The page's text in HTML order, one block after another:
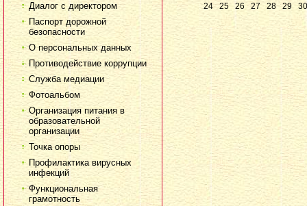
Диалог с директором
Паспорт дорожной
безопасности
О персональных данных
Противодействие коррупции
Служба медиации
Фотоальбом
Организация питания в
образовательной
организации
Точка опоры
Профилактика вирусных
инфекций
Функциональная
грамотность
24
25 26 27 28 29 30